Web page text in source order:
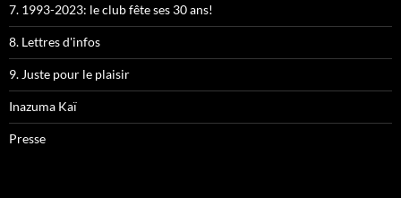
7. 1993-2023: le club fête ses 30 ans!
8. Lettres d'infos
9. Juste pour le plaisir
Inazuma Kaï
Presse